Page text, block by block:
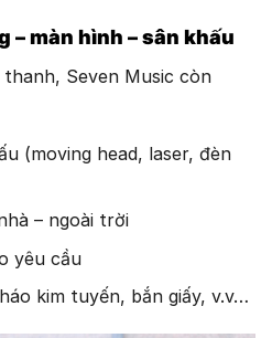
– màn hình – sân khấu
Seven Music còn
(moving head, laser, đèn
– ngoài trời
yêu cầu
kim tuyến, bắn giấy, v.v…